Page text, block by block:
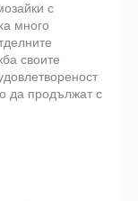
с
много
своите
да продължат с